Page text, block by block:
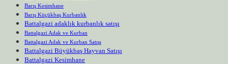
Barış Kesimhane
Barış Küçükbaş Kurbanlık
Battalgazi adaklık kurbanlık satışı
Battalgazi Adak ve Kurban
Battalgazi Adak ve Kurban Satışı
Battalgazi Büyükbaş Hayvan Satışı
Battalgazi Kesimhane